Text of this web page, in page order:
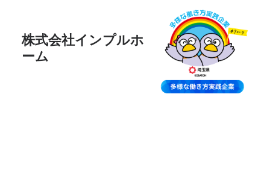
株式会社インプルホ
ーム